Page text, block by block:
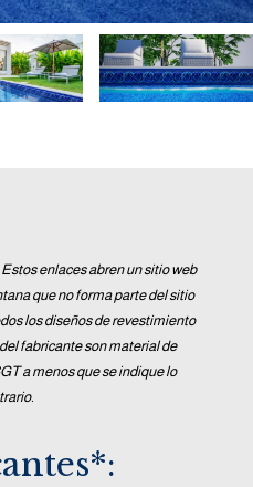
enlaces abren un sitio web
que no forma parte del sitio
los diseños de revestimiento
fabricante son material de
a menos que se indique lo